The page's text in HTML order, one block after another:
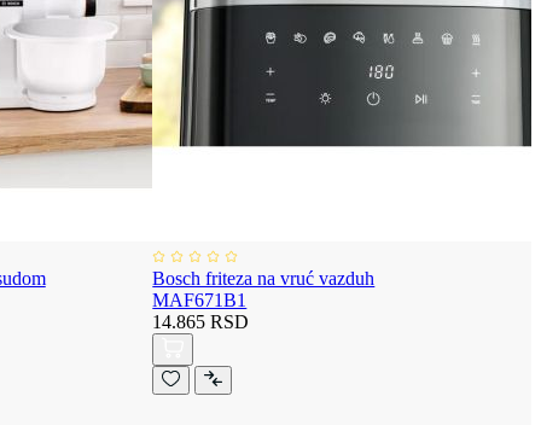
Bosch friteza na vruć vazduh
MAF671B1
14.865 RSD